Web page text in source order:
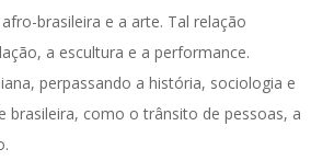
brasileira e a arte. Tal relação
a escultura e a performance.
perpassando a história, sociologia e
brasileira, como o trânsito de pessoas, a